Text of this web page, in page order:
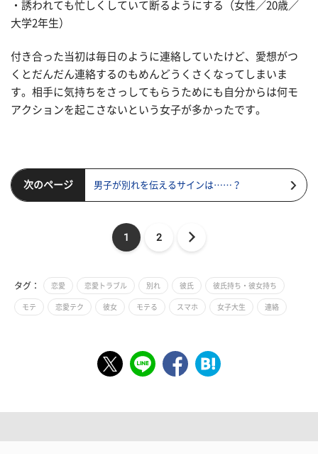
・誘われても忙しくしていて断るようにする（女性／20歳／
大学2年生）
付き合った当初は毎日のように連絡していたけど、愛想がつ
くとだんだん連絡するのもめんどうくさくなってしまいま
す。相手に気持ちをさっしてもらうためにも自分からは何モ
アクションを起こさないという女子が多かったです。
次のページ 男子が別れを伝えるサインは……？
1 2
タグ： 恋愛 恋愛トラブル 別れ 彼氏 彼氏持ち・彼女持ち
モテ 恋愛テク 彼女 モテる スマホ 女子大生 連絡